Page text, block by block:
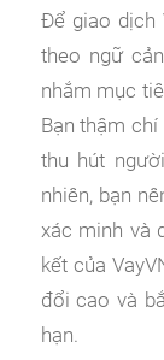
Để giao dịch
theo ngữ
nhắm mục
Bạn thậm
thu hút
nhiên, bạn
xác minh và
kết của
đổi cao và
hạn.